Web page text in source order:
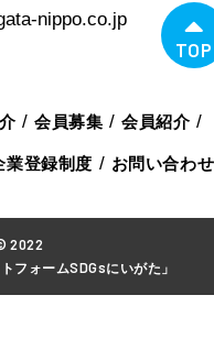
TOP
nippo.co.jp
会員募集 会員紹介
業登録制度 お問い合わせ
2022
フォームSDGsにいがた」